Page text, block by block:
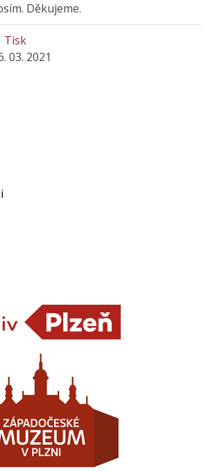
Děkujeme.
Tisk
03. 2021